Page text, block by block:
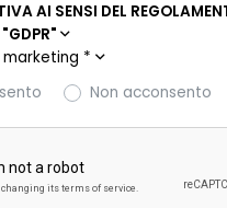
AI SENSI DEL
*
Non acconsento